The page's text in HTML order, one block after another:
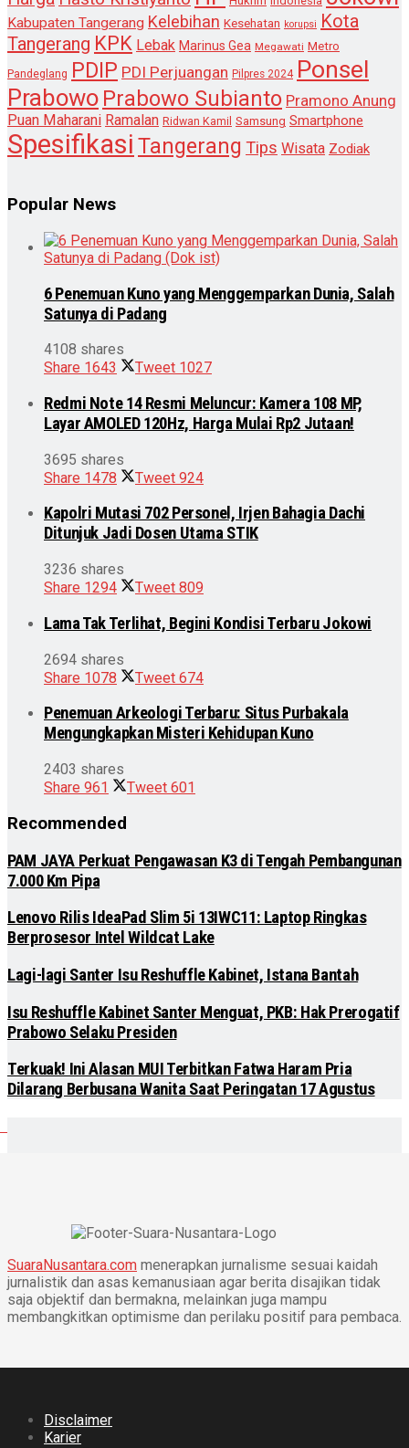
Kabupaten Tangerang Kelebihan Kesehatan korupsi
Kota
Tangerang KPK Lebak Marinus Gea Megawati Metro
Pandeglang PDIP PDI Perjuangan Pilpres 2024 Ponsel
Prabowo Prabowo Subianto Pramono Anung
Puan Maharani Ramalan Ridwan Kamil Samsung Smartphone
Spesifikasi Tangerang Tips Wisata Zodiak
Popular News
6 Penemuan Kuno yang Menggemparkan Dunia, Salah
Satunya di Padang
4108 shares
Share 1643 Tweet 1027
Redmi Note 14 Resmi Meluncur: Kamera 108 MP,
Layar AMOLED 120Hz, Harga Mulai Rp2 Jutaan!
3695 shares
Share 1478 Tweet 924
Kapolri Mutasi 702 Personel, Irjen Bahagia Dachi
Ditunjuk Jadi Dosen Utama STIK
3236 shares
Share 1294 Tweet 809
Lama Tak Terlihat, Begini Kondisi Terbaru Jokowi
2694 shares
Share 1078 Tweet 674
Penemuan Arkeologi Terbaru: Situs Purbakala
Mengungkapkan Misteri Kehidupan Kuno
2403 shares
Share 961 Tweet 601
Recommended
PAM JAYA Perkuat Pengawasan K3 di Tengah Pembangunan
7.000 Km Pipa
Lenovo Rilis IdeaPad Slim 5i 13IWC11: Laptop Ringkas
Berprosesor Intel Wildcat Lake
Lagi-lagi Santer Isu Reshuffle Kabinet, Istana Bantah
Isu Reshuffle Kabinet Santer Menguat, PKB: Hak Prerogatif
Prabowo Selaku Presiden
Terkuak! Ini Alasan MUI Terbitkan Fatwa Haram Pria
Dilarang Berbusana Wanita Saat Peringatan 17 Agustus
SuaraNusantara.com menerapkan jurnalisme sesuai kaidah
jurnalistik dan asas kemanusiaan agar berita disajikan tidak
saja objektif dan bermakna, melainkan juga mampu
membangkitkan optimisme dan perilaku positif para pembaca.
Disclaimer
Karier